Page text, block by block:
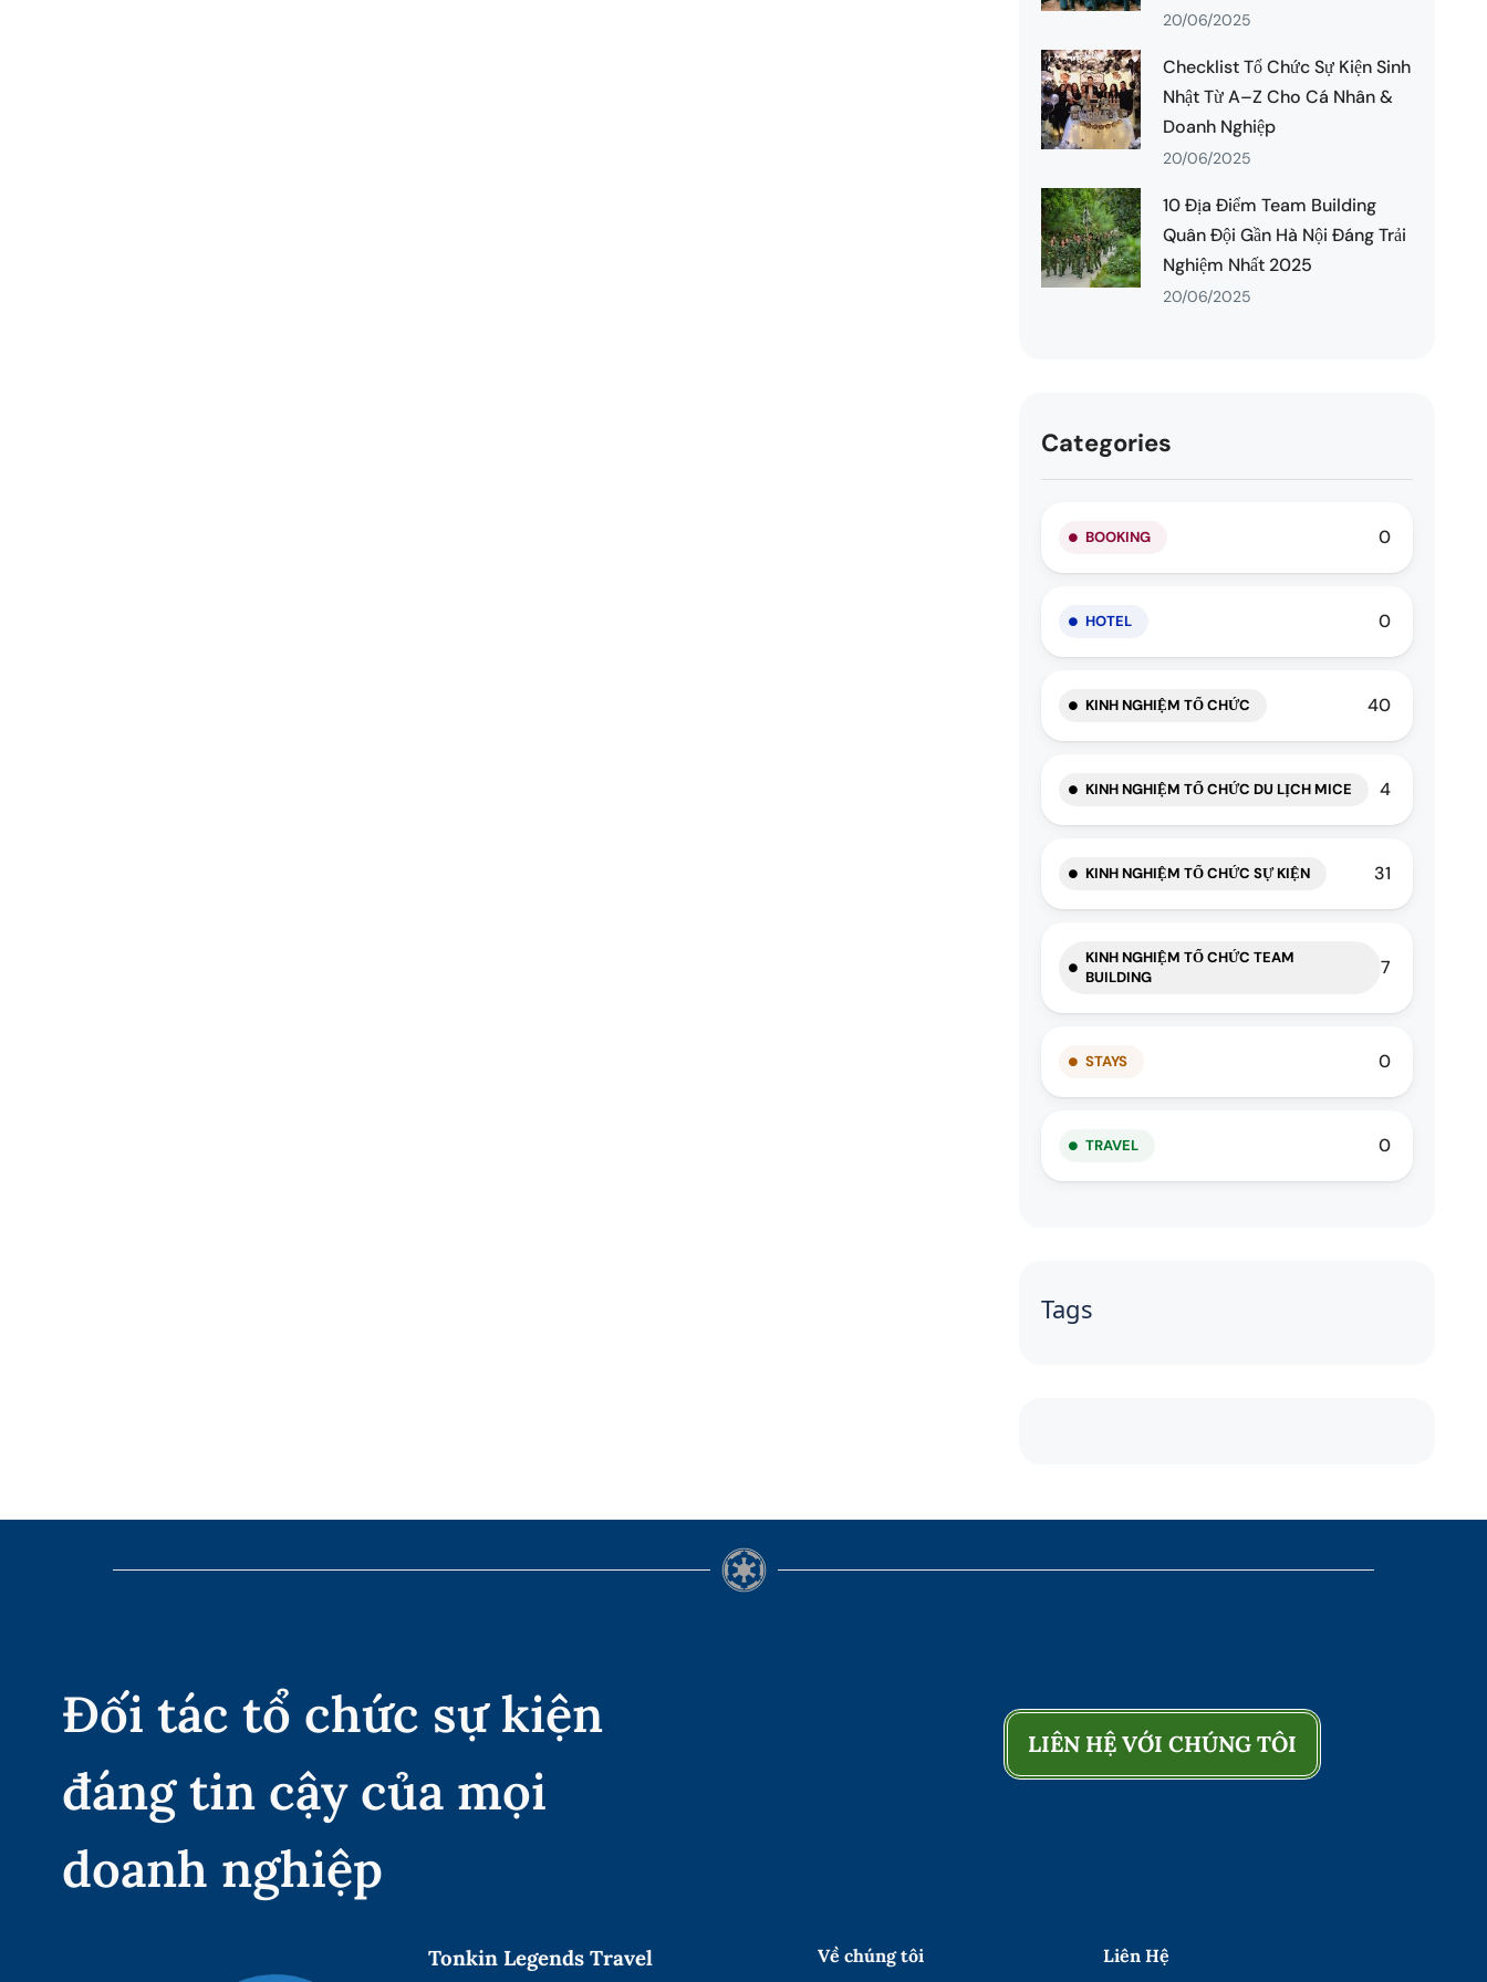
20/06/2025
Checklist Tổ Chức Sự Kiện Sinh
Nhật Từ A–Z Cho Cá Nhân &
Doanh Nghiệp
20/06/2025
10 Địa Điểm Team Building
Quân Đội Gần Hà Nội Đáng Trải
Nghiệm Nhất 2025
20/06/2025
Categories
BOOKING 0
HOTEL 0
KINH NGHIỆM TỔ CHỨC 40
KINH NGHIỆM TỔ CHỨC DU LỊCH MICE 4
KINH NGHIỆM TỔ CHỨC SỰ KIỆN 31
KINH NGHIỆM TỔ CHỨC TEAM
BUILDING
7
STAYS 0
TRAVEL 0
Tags
Đối tác tổ chức sự kiện
đáng tin cậy của mọi
doanh nghiệp
LIÊN HỆ VỚI CHÚNG TÔI
Tonkin Legends Travel
Về chúng tôi
Liên Hệ